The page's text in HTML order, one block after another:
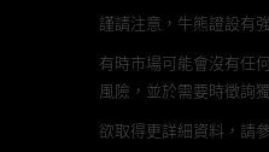
謹請注意，牛熊證設有
有時市場可能會沒有任
風險，並於需要時徵詢
欲取得更詳細資料，請